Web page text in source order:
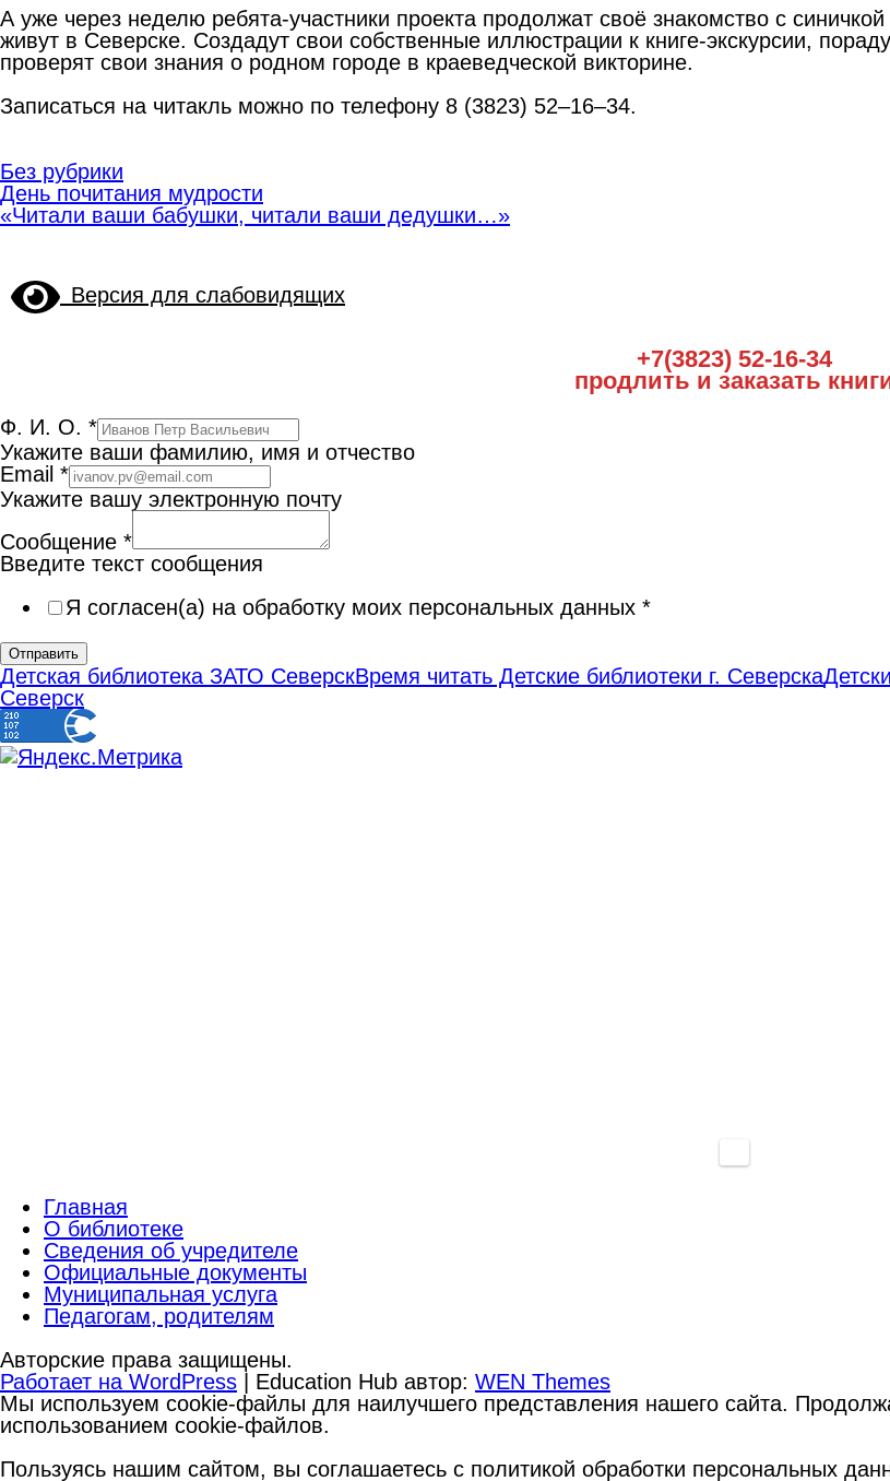
А уже через неделю ребята-участники проекта продолжат своё знакомство с
живут в Северске. Создадут свои собственные иллюстрации к книге-экскурсии,
проверят свои знания о родном городе в краеведческой викторине.
Записаться на читакль можно по телефону 8 (3823) 52–16–34.
Без рубрики
Навигация
по
записям
День почитания мудрости
«Читали ваши бабушки, читали ваши дедушки…»
Версия для слабовидящих
+7(3823) 52-16-34
продлить и заказать
Ф. И. О. *
Укажите ваши фамилию, имя и отчество
Email *
Укажите вашу электронную почту
Сообщение *
Введите текст сообщения
Я согласен(а) на обработку моих персональных данных *
Отправить
Детская библиотека ЗАТО СеверскВремя читать Детские библиотеки г. Северска
Северск
Главная
О библиотеке
Сведения об учредителе
Официальные документы
Муниципальная услуга
Педагогам, родителям
Авторские права защищены.
Работает на WordPress
Education Hub автор: WEN Themes
Мы используем cookie-файлы для наилучшего представления нашего сайта.
использованием cookie-файлов.
Пользуясь нашим сайтом, вы соглашаетесь с политикой обработки персональных